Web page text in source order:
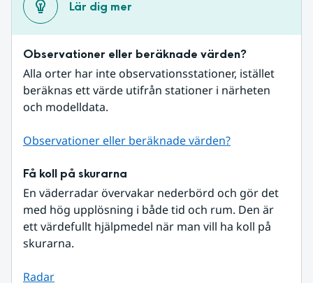
Lär dig mer
Observationer eller beräknade värden?
Alla orter har inte observationsstationer, istället
beräknas ett värde utifrån stationer i närheten
och modelldata.
Observationer eller beräknade värden?
Få koll på skurarna
En väderradar övervakar nederbörd och gör det
med hög upplösning i både tid och rum. Den är
ett värdefullt hjälpmedel när man vill ha koll på
skurarna.
Radar